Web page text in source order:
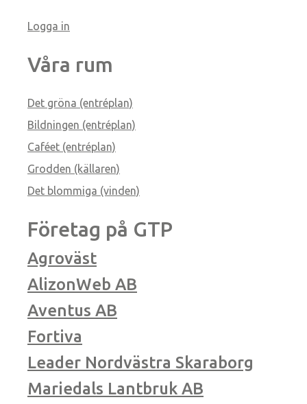
Logga in
Våra rum
Det gröna (entréplan)
Bildningen (entréplan)
Caféet (entréplan)
Grodden (källaren)
Det blommiga (vinden)
Företag på GTP
Agroväst
AlizonWeb AB
Aventus AB
Fortiva
Leader Nordvästra Skaraborg
Mariedals Lantbruk AB